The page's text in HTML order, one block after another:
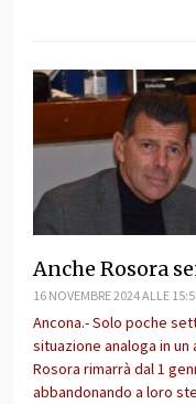
Anche Rosora
16 NOVEMBRE 2024 ALLE
Ancona.- Solo poche
situazione analoga in un
Rosora rimarrà dal 1
abbandonando a loro